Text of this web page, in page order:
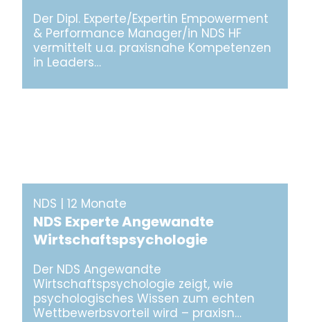
Der Dipl. Experte/Expertin Empowerment
& Performance Manager/in NDS HF
vermittelt u.a. praxisnahe Kompetenzen
in Leaders…
NDS | 12 Monate
NDS Experte Angewandte
Wirtschaftspsychologie
Der NDS Angewandte
Wirtschaftspsychologie zeigt, wie
psychologisches Wissen zum echten
Wettbewerbsvorteil wird – praxisn…